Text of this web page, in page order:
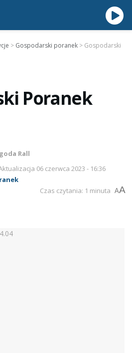
> Gospodarski poranek > Gospodarski
Poranek
Rall
06 czerwca 2023 - 16:36
Czas czytania: 1 minuta AA